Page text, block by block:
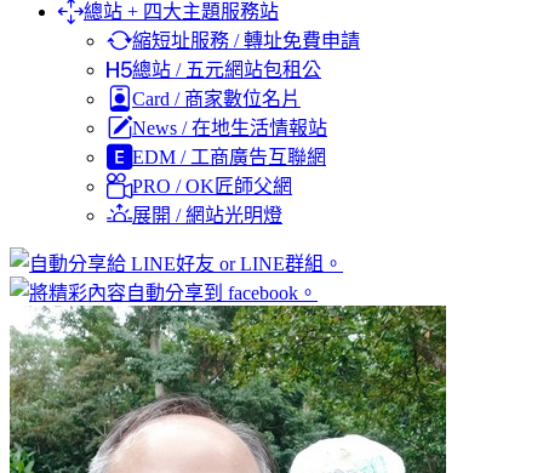
總站 + 四大主題服務站
縮短址服務 / 轉址免費申請
總站 / 五元網站包租公
Card / 商家數位名片
News / 在地生活情報站
EDM / 工商廣告互聯網
PRO / OK匠師父網
展開 / 網站光明燈